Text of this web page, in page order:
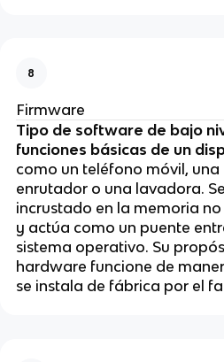
8
Firmware
Tipo de software de bajo
funciones básicas de un
como un teléfono móvil, una
enrutador o una lavadora.
incrustado en la memoria
y actúa como un puente
sistema operativo. Su
hardware funcione de
se instala de fábrica por el